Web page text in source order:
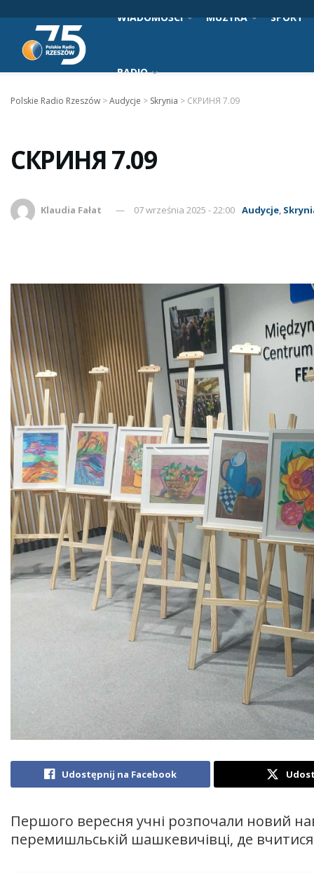
WIADOMOŚCI MUZYKA SPORT
RADIO
Polskie Radio Rzeszów >Audycje > Skrynia > СКРИНЯ 7.09
СКРИНЯ 7.09
Klaudia Fałat 07 września 2025 - 22:00 Audycje,
Udostępnij na Facebook
Першого вересня учні розпочали новий
перемишльській шашкевичівці, де вчитися